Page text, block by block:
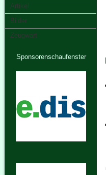
Artikel
Bilder
Zeugwart
Sponsorenschaufenster